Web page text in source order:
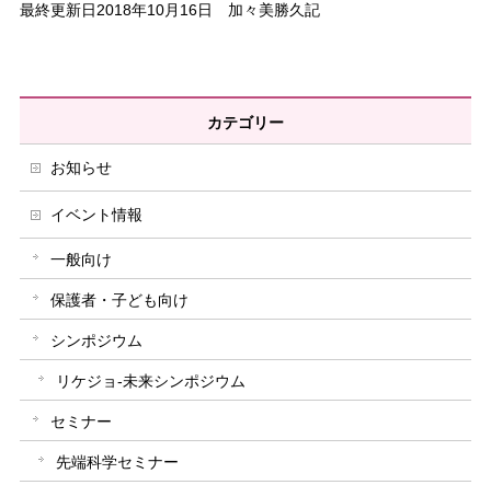
最終更新日2018年10月16日 加々美勝久記
カテゴリー
お知らせ
イベント情報
一般向け
保護者・子ども向け
シンポジウム
リケジョ-未来シンポジウム
セミナー
先端科学セミナー